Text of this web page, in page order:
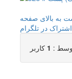
به بالای صفحه
اشتراک در تلگرام
:
1 کاربر